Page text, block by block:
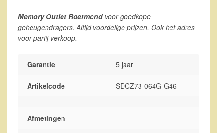
Memory Outlet Roermondvoor goedkope
geheugendragers. Altijd voordelige prijzen. Ook het adres
voor partij verkoop.
Garantie 5 jaar
Artikelcode SDCZ73-064G-G46
Afmetingen